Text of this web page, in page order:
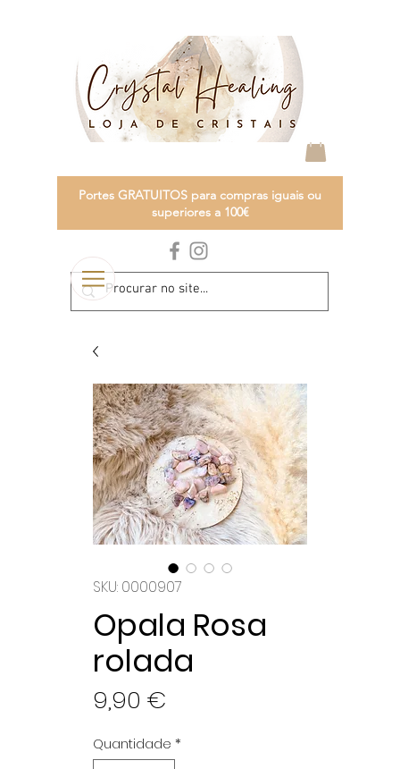
Portes GRATUITOS para compras iguais ou
superiores a 100€
SKU: 0000907
Opala Rosa
rolada
9,90 €
Quantidade *